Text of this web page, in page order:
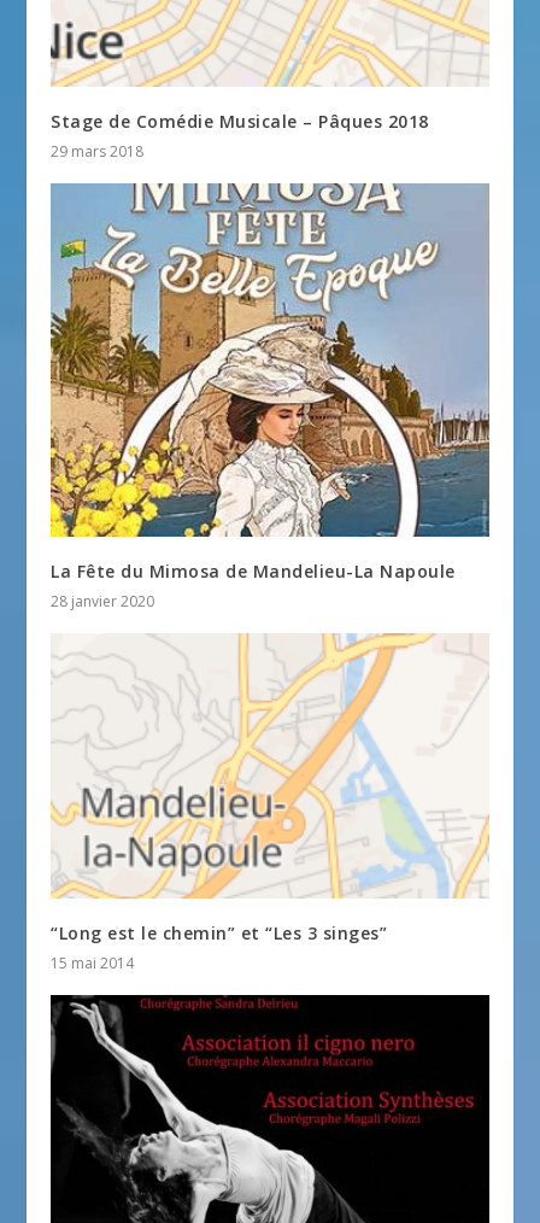
Stage de Comédie Musicale – Pâques 2018
29 mars 2018
La Fête du Mimosa de Mandelieu-La Napoule
28 janvier 2020
“Long est le chemin” et “Les 3 singes”
15 mai 2014